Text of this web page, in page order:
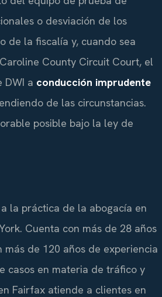
o desviación de los
de la fiscalía y, cuando sea
County Circuit Court, el
DWI a conducción imprudente
de las circunstancias.
posible bajo la ley de
la práctica de la abogacía en
Cuenta con más de 28 años
de 120 años de experiencia
casos en materia de tráfico y
Fairfax atiende a clientes en